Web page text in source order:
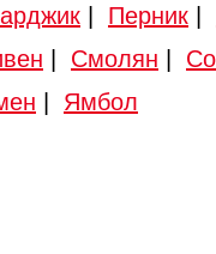
Перник
Смолян
Ямбол